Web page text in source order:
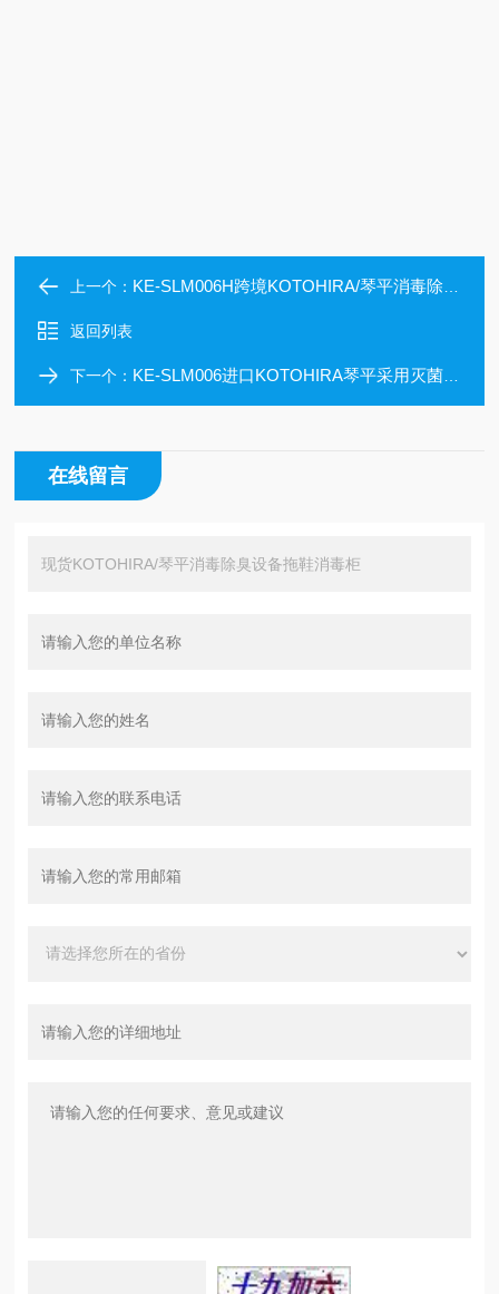
上一个： KE-SLM006H跨境KOTOHIRA/琴平消毒除臭设备拖鞋消毒柜
返回列表
下一个： KE-SLM006进口KOTOHIRA琴平采用灭菌线方法拖鞋灭菌柜
在线留言